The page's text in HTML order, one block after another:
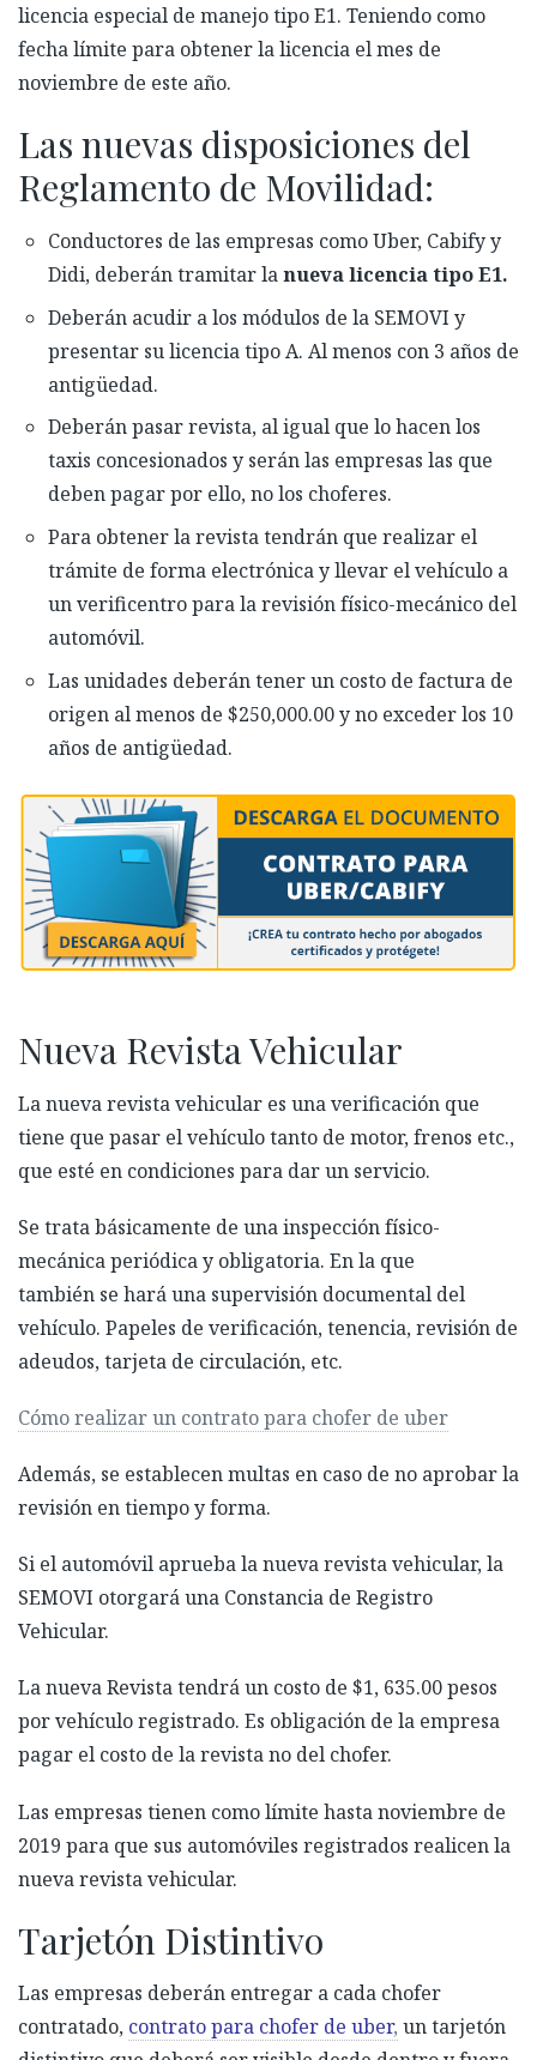
licencia especial de manejo tipo E1. Teniendo como
fecha límite para obtener la licencia el mes de
noviembre de este año.
Las nuevas disposiciones del
Reglamento de Movilidad:
Conductores de las empresas como Uber, Cabify y
Didi, deberán tramitar lanueva licencia tipo E1.
Deberán acudir a los módulos de la SEMOVI y
presentar su licencia tipo A. Al menos con 3 años de
antigüedad.
Deberán pasar revista, al igual que lohacenlos
taxis concesionados y serán las empresas las que
deben pagar por ello, no los choferes.
Para obtener la revista tendrán que realizar el
trámite de forma electrónica y llevar el vehículo a
unverificentro para la revisión físico-mecánico del
automóvil.
Las unidades deberán tener un costo de factura de
origen al menos de $250,000.00 y no exceder los 10
años de antigüedad.
Nueva Revista Vehicular
Lanuevarevista vehicular es una verificación que
tiene que pasar el vehículo tanto de motor, frenos etc.,
que esté en condiciones para dar un servicio.
Se trata básicamente de una inspección físico-
mecánica periódica y obligatoria. En la que
también se hará una supervisión documental del
vehículo. Papeles de verificación, tenencia, revisión de
adeudos, tarjeta de circulación, etc.
Cómo realizar un contrato para chofer de uber
Además, se establecen multas en caso de no aprobar la
revisión en tiempo y forma.
Si el automóvil aprueba la nueva revista vehicular, la
SEMOVI otorgará una Constancia de Registro
Vehicular.
La nueva Revista tendrá un costo de $1, 635.00 pesos
por vehículo registrado. Es obligación de la empresa
pagar el costo de larevista no del chofer.
Las empresas tienen como límite hasta noviembre de
2019 para que sus automóviles registrados realicen la
nueva revista vehicular.
Tarjetón Distintivo
Las empresas deberán entregar a cada chofer
contratado, contrato para chofer de uber, untarjetón